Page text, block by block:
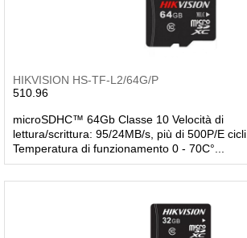
HIKVISION HS-TF-L2/64G/P
510.96
microSDHC™ 64Gb Classe 10 Velocità di
lettura/scrittura: 95/24MB/s, più di 500P/E cicli.
Temperatura di funzionamento 0 - 70C°...